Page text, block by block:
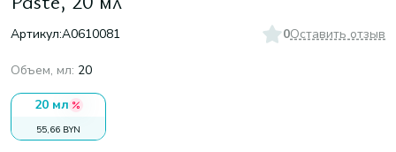
Артикул:A0610081 0Оставить отзыв
Объем, мл: 20
20 мл
55,66 BYN